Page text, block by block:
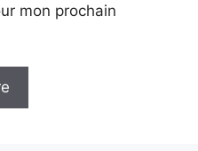
mon prochain